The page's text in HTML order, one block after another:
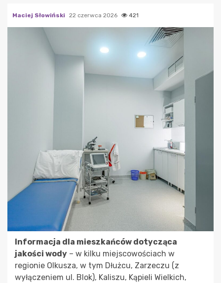
Maciej Słowiński 22 czerwca 2026 421
Informacja dla mieszkańców dotycząca
jakości wody – w kilku miejscowościach w
regionie Olkusza, w tym Dłużcu, Zarzeczu (z
wyłączeniem ul. Blok), Kaliszu, Kąpieli Wielkich,